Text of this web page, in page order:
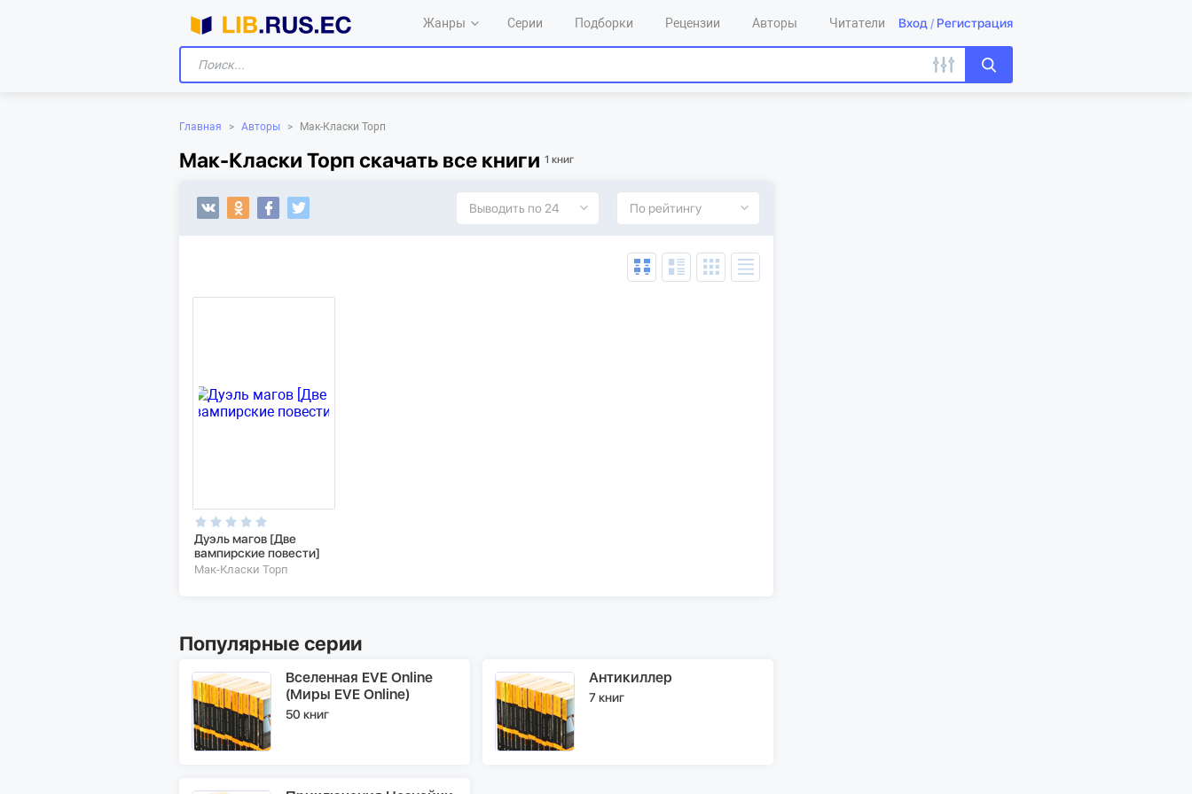
Жанры Серии Подборки Рецензии Авторы Читатели Вход / Регистрация
Главная > Авторы > Мак-Класки Торп
Мак-Класки Торп скачать все книги 1 книг
Выводить по 24 По рейтингу
Дуэль магов [Две
вампирские повести]
Мак-Класки Торп
Популярные серии
Вселенная EVE Online
(Миры EVE Online)
50 книг
Антикиллер
7 книг